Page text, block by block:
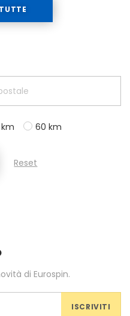
60 km
Reset
di Eurospin.
ISCRIVITI